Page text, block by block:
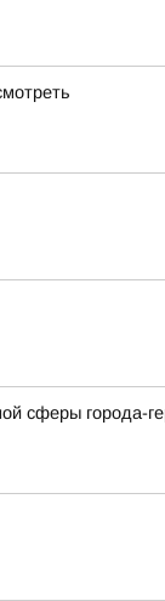
сферы города-